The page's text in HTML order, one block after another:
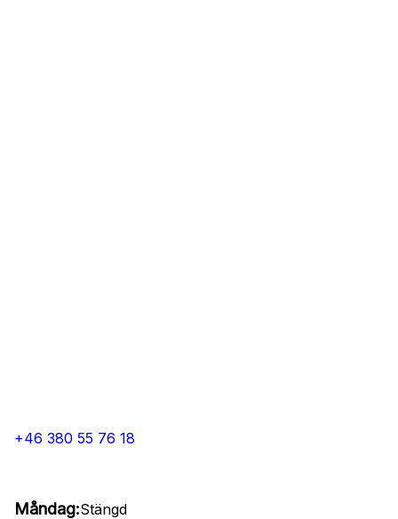
+46 380 55 76 18
Måndag:Stängd